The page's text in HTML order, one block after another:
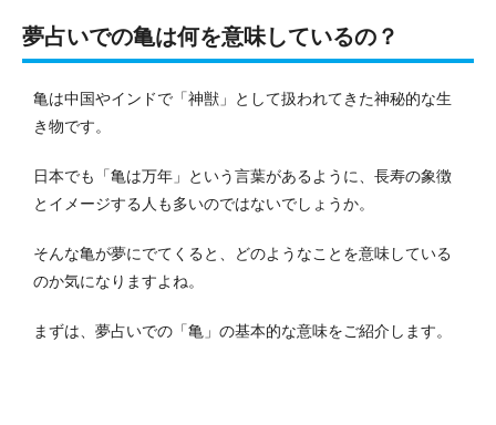
夢占いでの亀は何を意味しているの？
亀は中国やインドで「神獣」として扱われてきた神秘的な生
き物です。
日本でも「亀は万年」という言葉があるように、長寿の象徴
とイメージする人も多いのではないでしょうか。
そんな亀が夢にでてくると、どのようなことを意味している
のか気になりますよね。
まずは、夢占いでの「亀」の基本的な意味をご紹介します。